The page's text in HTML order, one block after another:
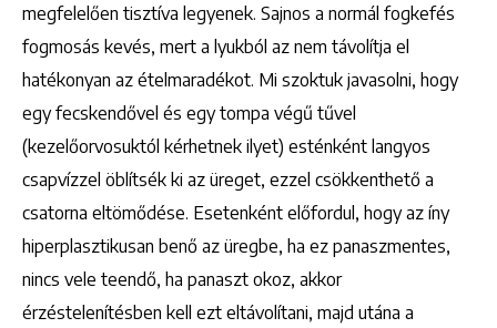
megfelelően tisztíva legyenek. Sajnos a normál fogkefés
fogmosás kevés, mert a lyukból az nem távolítja el
hatékonyan az ételmaradékot. Mi szoktuk javasolni, hogy
egy fecskendővel és egy tompa végű tűvel
(kezelőorvosuktól kérhetnek ilyet) esténként langyos
csapvízzel öblítsék ki az üreget, ezzel csökkenthető a
csatorna eltömődése. Esetenként előfordul, hogy az íny
hiperplasztikusan benő az üregbe, ha ez panaszmentes,
nincs vele teendő, ha panaszt okoz, akkor
érzéstelenítésben kell ezt eltávolítani, majd utána a